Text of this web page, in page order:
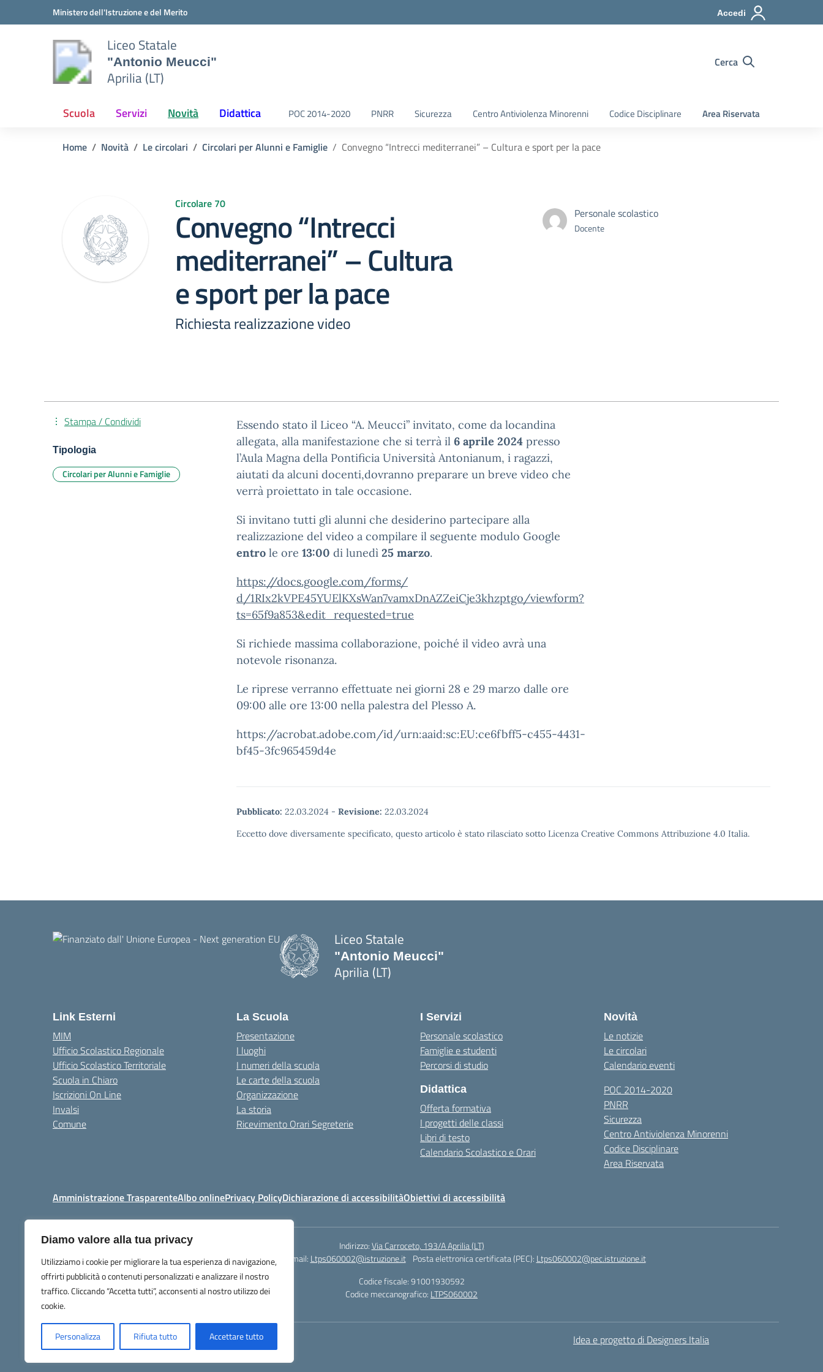
Diamo valore alla tua privacy
Utilizziamo i cookie per migliorare la tua esperienza di navigazione,
offrirti pubblicità o contenuti personalizzati e analizzare il nostro
traffico. Cliccando “Accetta tutti”, acconsenti al nostro utilizzo dei
cookie.
Personalizza Rifiuta tutto Accettare tutto
Vai ai contenuti
Vai al menu di navigazioneMinistero dell'Istruzione e del Merito Accedi
Liceo Statale
"Antonio Meucci"
Aprilia (LT)
Cerca
Scuola Servizi Novità Didattica POC 2014-2020 PNRR Sicurezza Centro Antiviolenza Minorenni Codice Disciplinare Area Riservata
Home Novità Le circolari Circolari per Alunni e Famiglie Convegno “Intrecci mediterranei” – Cultura e sport per la pace
Circolare 70
Convegno “Intrecci
mediterranei” – Cultura
e sport per la pace
Richiesta realizzazione video
Personale scolastico
Docente
Essendo stato il Liceo “A. Meucci” invitato, come da locandina
allegata, alla manifestazione che si terrà il 6 aprile 2024 presso
l’Aula Magna della Pontificia Università Antonianum, i ragazzi,
aiutati da alcuni docenti,dovranno preparare un breve video che
verrà proiettato in tale occasione.
Si invitano tutti gli alunni che desiderino partecipare alla
realizzazione del video a compilare il seguente modulo Google
entro le ore 13:00 di lunedì 25 marzo.
https://docs.google.com/forms/
d/1RIx2kVPE45YUElKXsWan7vamxDnAZZeiCje3khzptgo/viewform?
ts=65f9a853&edit_requested=true
Si richiede massima collaborazione, poiché il video avrà una
notevole risonanza.
Le riprese verranno effettuate nei giorni 28 e 29 marzo dalle ore
09:00 alle ore 13:00 nella palestra del Plesso A.
https://acrobat.adobe.com/id/urn:aaid:sc:EU:ce6fbff5-c455-4431-
bf45-3fc965459d4e
Pubblicato: 22.03.2024 - Revisione: 22.03.2024
Eccetto dove diversamente specificato, questo articolo è stato rilasciato sotto Licenza Creative Commons Attribuzione 4.0 Italia.
Stampa / Condividi
Tipologia
Circolari per Alunni e Famiglie
Liceo Statale
"Antonio Meucci"
Aprilia (LT)
Link Esterni
MIM
Ufficio Scolastico Regionale
Ufficio Scolastico Territoriale
Scuola in Chiaro
Iscrizioni On Line
Invalsi
Comune
La Scuola
Presentazione
I luoghi
I numeri della scuola
Le carte della scuola
Organizzazione
La storia
Ricevimento Orari Segreterie
I Servizi
Personale scolastico
Famiglie e studenti
Percorsi di studio
Didattica
Offerta formativa
I progetti delle classi
Libri di testo
Calendario Scolastico e Orari
Novità
Le notizie
Le circolari
Calendario eventi
POC 2014-2020
PNRR
Sicurezza
Centro Antiviolenza Minorenni
Codice Disciplinare
Area Riservata
Amministrazione TrasparenteAlbo onlinePrivacy PolicyDichiarazione di accessibilitàObiettivi di accessibilità
Indirizzo:Via Carroceto, 193/A Aprilia (LT)
Centralino:+39 06 9257678 Email: Ltps060002@istruzione.it Posta elettronica certificata (PEC): Ltps060002@pec.istruzione.it
Codice fiscale: 91001930592
Codice meccanografico: LTPS060002
Idea e progetto di Designers Italia